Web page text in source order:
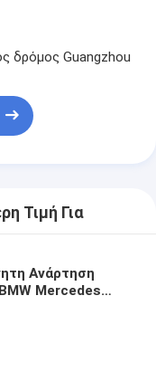
δρόμος Guangzhou
Τιμή Για
Ανάρτηση
Mercedes